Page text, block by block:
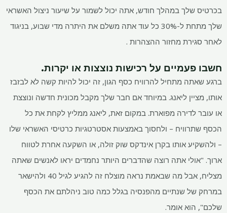
בכרטיס שלך במהלך חודש, אתה יכול לשמור על שיעור ניצול האשראי
שלך מתחת ל-30% כל עוד אתה משלם את היתרה מדי שבוע, בניגוד
לאחר סגירת מחזור ההצהרות .
חשבו פעמיים על רכישות נוצצות או יקרות.
ברגע שאתה מתחיל להרוויח כסף הגון, זה יכול להיות קשה לא לבזבז
אותו, מציין ליאנג. במיוחד אם חבר שלך מקבל מכונית חדשה ונוצצת
או עובר לדירה מפוארת. במקום זאת, ליאנג ממליץ לקחת את כל
הכסף שתרוויח – ולחסוך באמצעות אסטרטגיות כרטיסי האשראי שלו
– ולהשקיע אותו בקרן אינדקס שוק זולה, או השקעה אחרת לטווח
ארוך. "אולי אתה רוצה שהדברים היותר נחמדים יראו לאנשים שאתה
מצליח, אבל מה שבאמת נראה מוצלח זה להגיע לגיל 40 ולהישאר
במרחק של שנתיים מהפנסיה בגלל כמה טוב ניהלתם את הכסף
שלכם", הוא אומר.